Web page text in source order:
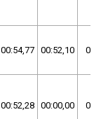
00:54,77 00:52,10
00:52,28 00:00,00